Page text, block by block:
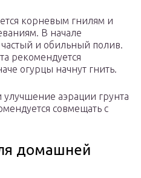
корневым гнилям и
В начале
и обильный полив.
рекомендуется
огурцы начнут гнить.
аэрации грунта
совмещать с
домашней